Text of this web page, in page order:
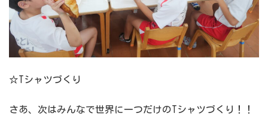
☆Tシャツづくり
さあ、次はみんなで世界に一つだけのTシャツづくり！！